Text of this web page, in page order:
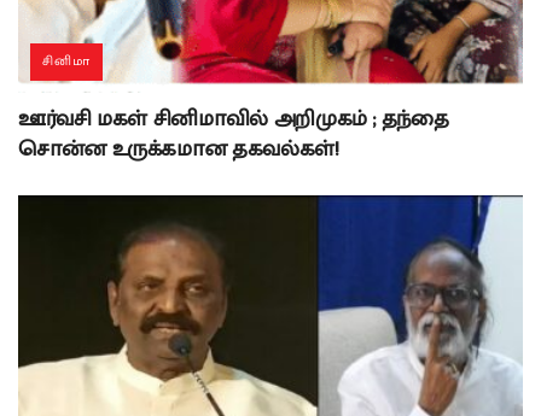
சினிமா
ஊர்வசி மகள் சினிமாவில் அறிமுகம் ; தந்தை
சொன்ன உருக்கமான தகவல்கள்!